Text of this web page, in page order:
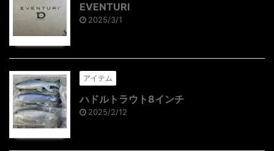
EVENTURI
2025/3/1
アイテム
ハドルトラウト8インチ
2025/2/12